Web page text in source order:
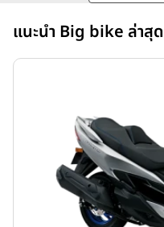
แนะนำ Big bike ล่าสุด